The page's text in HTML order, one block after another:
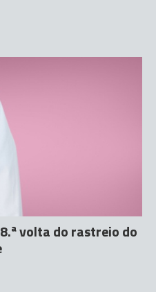
volta do rastreio do